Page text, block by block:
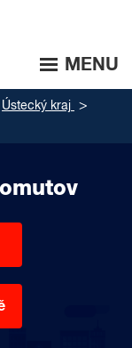
MENU
Ústecký kraj